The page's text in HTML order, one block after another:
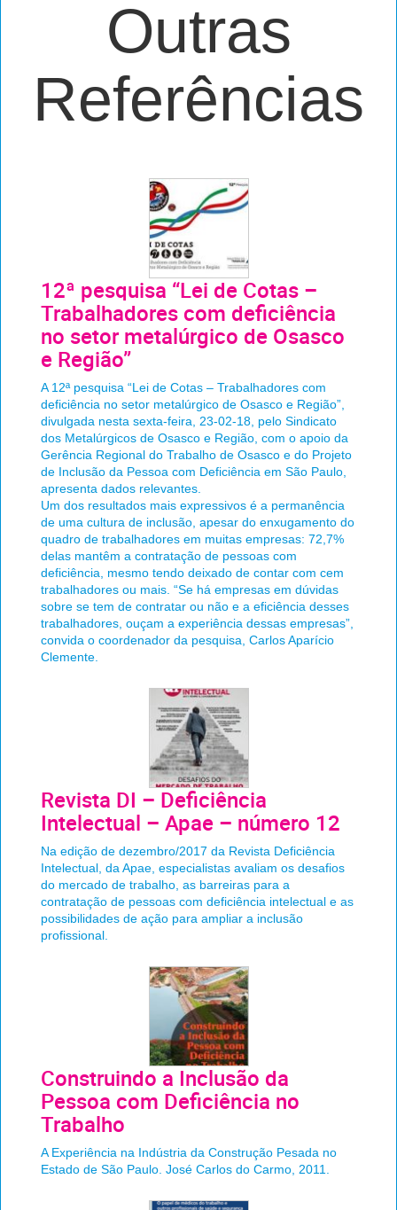
Outras
Referências
12ª pesquisa “Lei de Cotas –
Trabalhadores com deficiência
no setor metalúrgico de Osasco
e Região”
A 12ª pesquisa “Lei de Cotas – Trabalhadores com
deficiência no setor metalúrgico de Osasco e Região”,
divulgada nesta sexta-feira, 23-02-18, pelo Sindicato
dos Metalúrgicos de Osasco e Região, com o apoio da
Gerência Regional do Trabalho de Osasco e do Projeto
de Inclusão da Pessoa com Deficiência em São Paulo,
apresenta dados relevantes.
Um dos resultados mais expressivos é a permanência
de uma cultura de inclusão, apesar do enxugamento do
quadro de trabalhadores em muitas empresas: 72,7%
delas mantêm a contratação de pessoas com
deficiência, mesmo tendo deixado de contar com cem
trabalhadores ou mais. “Se há empresas em dúvidas
sobre se tem de contratar ou não e a eficiência desses
trabalhadores, ouçam a experiência dessas empresas”,
convida o coordenador da pesquisa, Carlos Aparício
Clemente.
Revista DI – Deficiência
Intelectual – Apae – número 12
Na edição de dezembro/2017 da Revista Deficiência
Intelectual, da Apae, especialistas avaliam os desafios
do mercado de trabalho, as barreiras para a
contratação de pessoas com deficiência intelectual e as
possibilidades de ação para ampliar a inclusão
profissional.
Construindo a Inclusão da
Pessoa com Deficiência no
Trabalho
A Experiência na Indústria da Construção Pesada no
Estado de São Paulo. José Carlos do Carmo, 2011.